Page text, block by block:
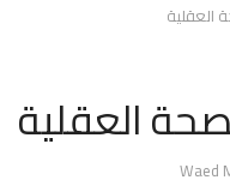
العقلية
العقلية
Waed